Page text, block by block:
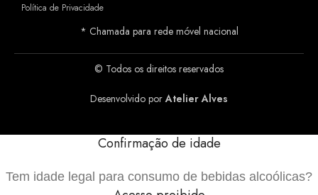
Política de Privacidade
* Chamada para rede móvel nacional
© Todos os direitos reservados
Desenvolvido porAtelier Alves
Confirmação de idade
Tem idade legal para consumo de bebidas alcoólicas?